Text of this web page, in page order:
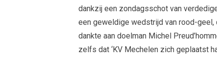
dankzij een zondagsschot van
een geweldige wedstrijd van rood-
dankte aan doelman Michel
zelfs dat ‘KV Mechelen zich geplaatst